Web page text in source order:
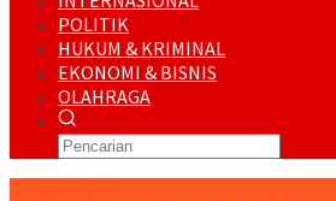
POLITIK
HUKUM & KRIMINAL
EKONOMI & BISNIS
OLAHRAGA